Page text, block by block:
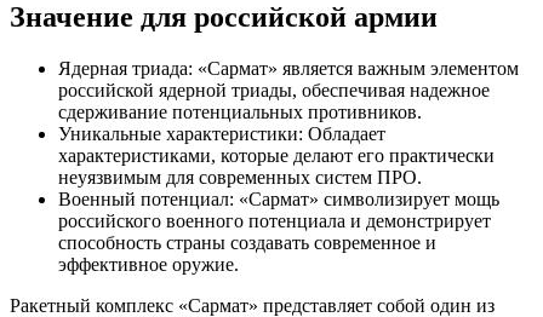
Значение для российской армии
Ядерная триада: «Сармат» является важным элементом
российской ядерной триады, обеспечивая надежное
сдерживание потенциальных противников.
Уникальные характеристики: Обладает
характеристиками, которые делают его практически
неуязвимым для современных систем ПРО.
Военный потенциал: «Сармат» символизирует мощь
российского военного потенциала и демонстрирует
способность страны создавать современное и
эффективное оружие.
Ракетный комплекс «Сармат» представляет собой один из